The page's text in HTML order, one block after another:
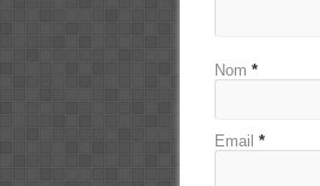
Nom *
Email *